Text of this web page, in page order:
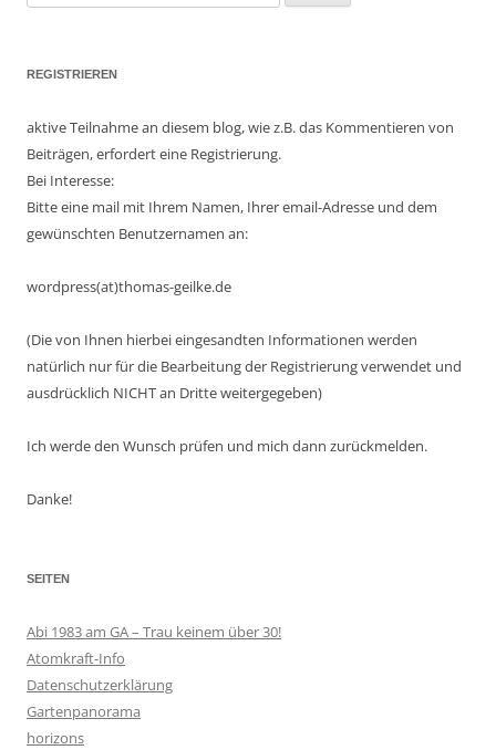
nach:
REGISTRIEREN
aktive Teilnahme an diesem blog, wie z.B. das Kommentieren von
Beiträgen, erfordert eine Registrierung.
Bei Interesse:
Bitte eine mail mit Ihrem Namen, Ihrer email-Adresse und dem
gewünschten Benutzernamen an:
wordpress(at)thomas-geilke.de
(Die von Ihnen hierbei eingesandten Informationen werden
natürlich nur für die Bearbeitung der Registrierung verwendet und
ausdrücklich NICHT an Dritte weitergegeben)
Ich werde den Wunsch prüfen und mich dann zurückmelden.
Danke!
SEITEN
Abi 1983 am GA – Trau keinem über 30!
Atomkraft-Info
Datenschutzerklärung
Gartenpanorama
horizons